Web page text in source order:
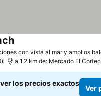
con vista al mar y amplios
Ver precios
a 1.2 km de: Mercado El
los precios exactos
Ver